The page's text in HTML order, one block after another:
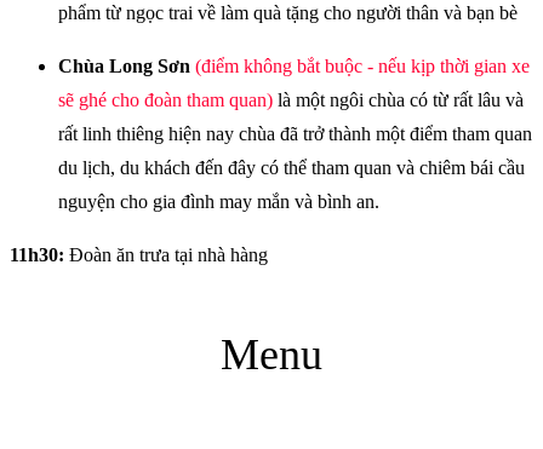
phẩm từ ngọc trai về làm quà tặng cho người thân và bạn bè
Chùa Long Sơn (điểm không bắt buộc - nếu kịp thời gian xe
sẽ ghé cho đoàn tham quan) là một ngôi chùa có từ rất lâu và
rất linh thiêng hiện nay chùa đã trở thành một điểm tham quan
du lịch, du khách đến đây có thể tham quan và chiêm bái cầu
nguyện cho gia đình may mắn và bình an.
11h30: Đoàn ăn trưa tại nhà hàng
Menu